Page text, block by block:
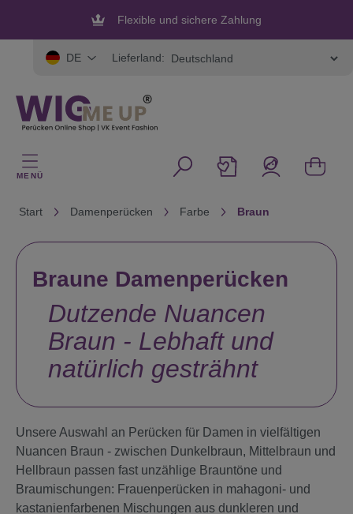
Flexible und sichere Zahlung
DE Lieferland:
MENÜ
Start Damenperücken Farbe Braun
Braune Damenperücken
Dutzende Nuancen
Braun - Lebhaft und
natürlich gesträhnt
Unsere Auswahl an Perücken für Damen in vielfältigen
Nuancen Braun - zwischen Dunkelbraun, Mittelbraun und
Hellbraun passen fast unzählige Brauntöne und
Braumischungen: Frauenperücken in mahagoni- und
kastanienfarbenen Mischungen aus dunkleren und